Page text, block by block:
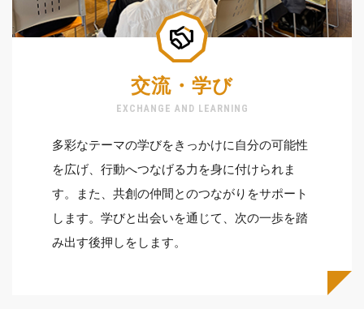
交流・学び
EXCHANGE AND LEARNING
多彩なテーマの学びをきっかけに自分の可能性
を広げ、行動へつなげる力を身に付けられま
す。また、共創の仲間とのつながりをサポート
します。学びと出会いを通じて、次の一歩を踏
み出す後押しをします。